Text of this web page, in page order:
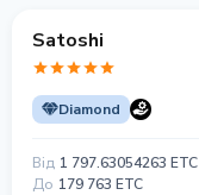
Satoshi
Diamond
Від 1 797.63054263 ETC
До 179 763 ETC